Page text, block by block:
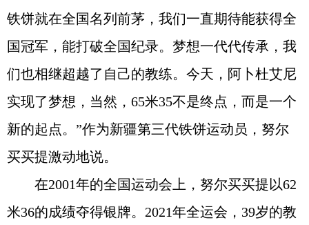
铁饼就在全国名列前茅，我们一直期待能获得全
国冠军，能打破全国纪录。梦想一代代传承，我
们也相继超越了自己的教练。今天，阿卜杜艾尼
实现了梦想，当然，65米35不是终点，而是一个
新的起点。”作为新疆第三代铁饼运动员，努尔
买买提激动地说。
在2001年的全国运动会上，努尔买买提以62
米36的成绩夺得银牌。2021年全运会，39岁的教